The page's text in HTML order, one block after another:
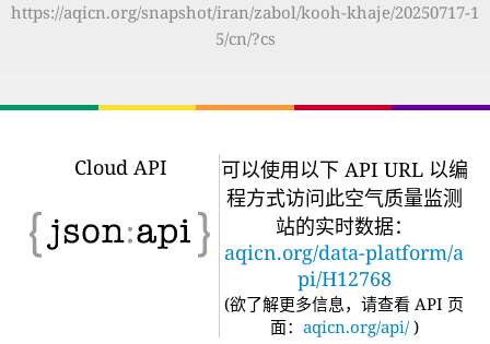
https://aqicn.org/snapshot/iran/zabol/kooh-khaje/20250717-1
5/cn/?cs
Cloud API
可以使用以下 API URL 以编
程方式访问此空气质量监测
站的实时数据：
aqicn.org/data-platform/a
pi/H12768
(欲了解更多信息，请查看 API 页
面： aqicn.org/api/ )